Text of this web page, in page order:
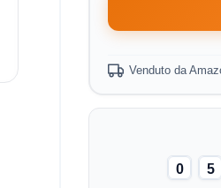
Venduto da
0 5